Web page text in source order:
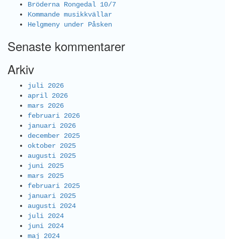
Bröderna Rongedal 10/7
Kommande musikkvällar
Helgmeny under Påsken
Senaste kommentarer
Arkiv
juli 2026
april 2026
mars 2026
februari 2026
januari 2026
december 2025
oktober 2025
augusti 2025
juni 2025
mars 2025
februari 2025
januari 2025
augusti 2024
juli 2024
juni 2024
maj 2024